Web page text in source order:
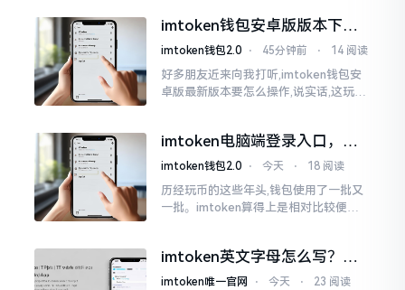
imtoken钱包安卓版版本下载
安装教程
imtoken钱包2.0 ⋅ 45分钟前 ⋅ 14 阅读
好多朋友近来向我打听,imtoken钱包安
卓版最新版本要怎么操作,说实话,这玩意
0版本
imtoken电脑端登录入口，地
址在这里
imtoken钱包2.0 ⋅ 今天 ⋅ 18 阅读
历经玩币的这些年头,钱包使用了一批又
一批。imtoken算得上是相对比较便于
就得去寻觅电脑端的入口。
imtoken英文字母怎么写？正
确拼写看这里
imtoken唯一官网 ⋅ 今天 ⋅ 23 阅读